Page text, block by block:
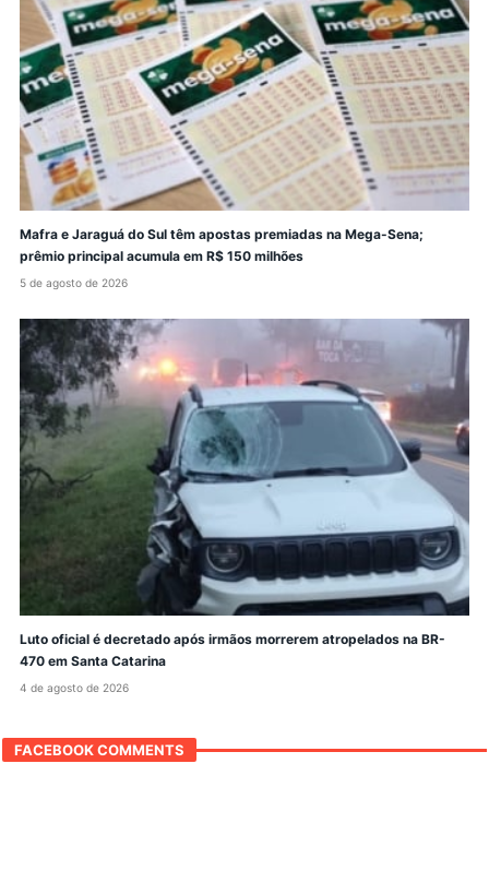
Mafra e Jaraguá do Sul têm apostas premiadas na Mega-Sena;
prêmio principal acumula em R$ 150 milhões
5 de agosto de 2026
Luto oficial é decretado após irmãos morrerem atropelados na BR-
470 em Santa Catarina
4 de agosto de 2026
FACEBOOK COMMENTS